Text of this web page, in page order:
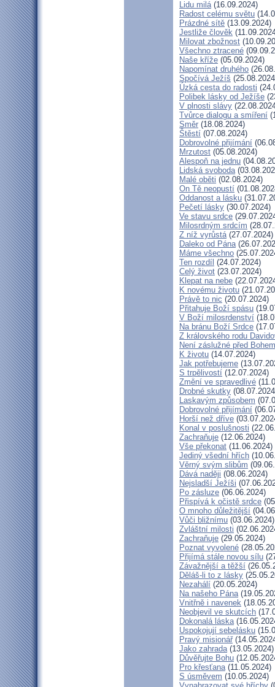
Lidu milá(16.09.2024)
Radost celému světu
Prázdné sítě (13.09.2024)
Jestliže člověk
Milovat zbožnost
Všechno ztracené
Naše kříže (05.09.2024)
Napomínat druhého
Spočívá Ježíš
Úzká cesta do radosti
Polibek lásky od Ježíše
V plnosti slávy
Tvůrce dialogu a smíření
Směr (18.08.2024)
Štěstí (07.08.2024)
Dobrovolné přijímání
Mrzutost (05.08.2024)
Alespoň na jednu
Lidská svoboda
Malé oběti (02.08.2024)
On Tě neopustí
Oddanost a lásku
Pečetí lásky (30.07.2024)
Ve stavu srdce
Milosrdným srdcím
Z níž vyrůstá(27.07.2024)
Daleko od Pána
Máme všechno
Ten rozdíl (24.07.2024)
Celý život (23.07.2024)
Klepat na nebe
K novému životu
Právě to nic (20.07.2024)
Přitahuje Boží spásu
V Boží milosrdenství
Na bránu Boží Srdce
Z královského rodu
Není záslužné před Bohem
K životu (14.07.2024)
Jak potřebujeme
S trpělivostí (12.07.2024)
Změní ve spravedlivé
Drobné skutky
Laskavým způsobem
Dobrovolné přijímání
Horší než dříve
Konal v poslušnosti
Zachraňuje (12.06.2024)
Vše překonat (11.06.2024)
Jediný všední hřích
Věrný svým slibům
Dává naději (08.06.2024)
Nejsladší Ježíši
Po zásluze (06.06.2024)
Přispívá k očistě srdce
O mnoho důležitější
Vůči bližnímu (03.06.2024)
Zvláštní milosti
Zachraňuje (29.05.2024)
Poznat vyvolené
Přijímá stále novou sílu
Závažnější a těžší
Děláš-li to z lásky
Nezahálí (20.05.2024)
Na našeho Pána
Vnitřně i navenek
Neobjevil ve skutcích
Dokonalá láska
Uspokojují sebelásku
Pravý misionář
Jako zahrada(13.05.2024)
Důvěřujte Bohu
Pro křesťana(11.05.2024)
S úsměvem (10.05.2024)